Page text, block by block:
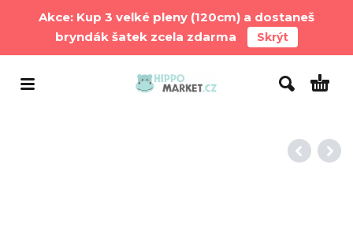
Akce: Kup 3 velké pleny (120cm) a dostaneš
bryndák šatek zcela zdarma
Skrýt